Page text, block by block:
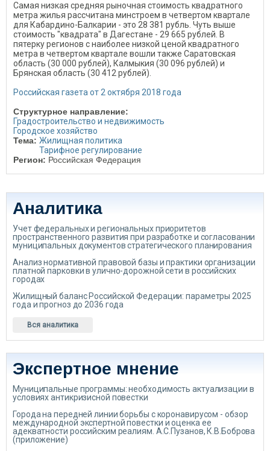
Самая низкая средняя рыночная стоимость квадратного
метра жилья рассчитана минстроем в четвертом квартале
для Кабардино-Балкарии - это 28 381 рубль. Чуть выше
стоимость "квадрата" в Дагестане - 29 665 рублей. В
пятерку регионов с наиболее низкой ценой квадратного
метра в четвертом квартале вошли также Саратовская
область (30 000 рублей), Калмыкия (30 096 рублей) и
Брянская область (30 412 рублей).
Российская газета от 2 октября 2018 года
Структурное направление:
Градостроительство и недвижимость
Городское хозяйство
Тема: Жилищная политика
Тарифное регулирование
Регион: Российская Федерация
Аналитика
Учет федеральных и региональных приоритетов
пространственного развития при разработке и согласовании
муниципальных документов стратегического планирования
Анализ нормативной правовой базы и практики организации
платной парковки в улично-дорожной сети в российских
городах
Жилищный баланс Российской Федерации: параметры 2025
года и прогноз до 2036 года
Вся аналитика
Экспертное мнение
Муниципальные программы: необходимость актуализации в
условиях антикризисной повестки
Города на передней линии борьбы с коронавирусом - обзор
международной экспертной повестки и оценка ее
адекватности российским реалиям. А.С.Пузанов, К.В.Боброва
(приложение)